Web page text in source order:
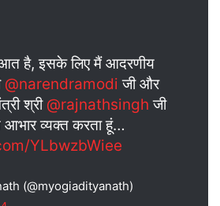
है, इसके लिए मैं आदरणीय
@narendramodi जी और
श्री @rajnathsingh जी
व्यक्त करता हूं…
YLbwzbWiee
(@myogiadityanath)